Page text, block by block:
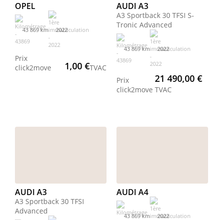
OPEL
43 869 km 2022
Prix
click2move
1,00 €TVAC
AUDI A3
A3 Sportback 30 TFSI S-
Tronic Advanced
43 869 km 2022
Prix
click2move
21 490,00 €
TVAC
AUDI A3
A3 Sportback 30 TFSI
Advanced
AUDI A4
43 869 km 2022